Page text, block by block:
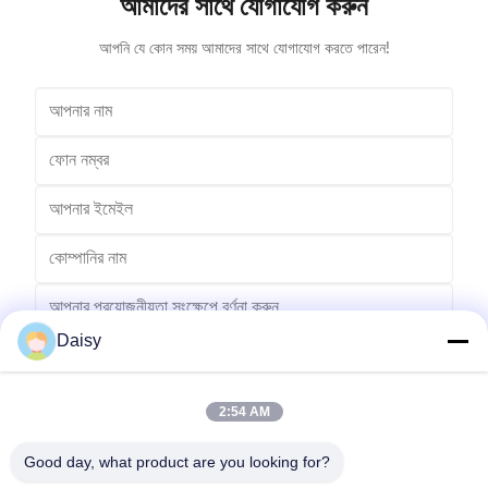
আমাদের সাথে যোগাযোগ করুন
আপনি যে কোন সময় আমাদের সাথে যোগাযোগ করতে পারেন!
Daisy
2:54 AM
Good day, what product are you looking for?